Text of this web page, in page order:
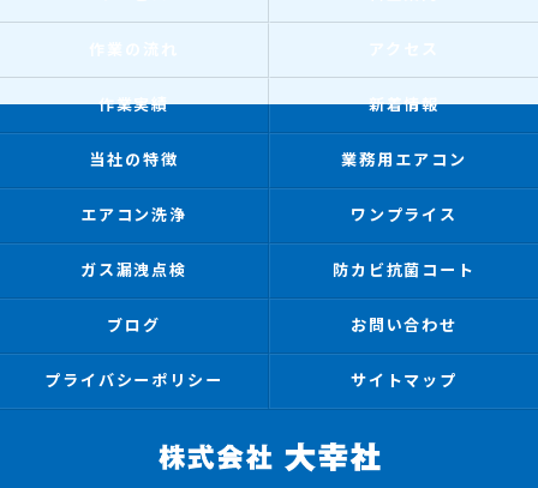
作業実績 新着情報
当社の特徴 業務用エアコン
エアコン洗浄 ワンプライス
ガス漏洩点検 防カビ抗菌コート
ブログ お問い合わせ
プライバシーポリシー サイトマップ